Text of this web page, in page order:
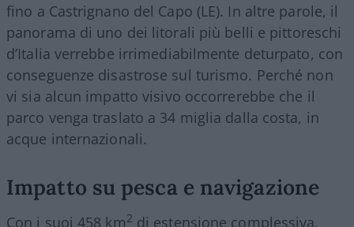
fino a Castrignano del Capo (LE). In altre parole, il
panorama di uno dei litorali più belli e pittoreschi
d’Italia verrebbe irrimediabilmente deturpato, con
conseguenze disastrose sul turismo. Perché non
vi sia alcun impatto visivo occorrerebbe che il
parco venga traslato a 34 miglia dalla costa, in
acque internazionali.
Impatto su pesca e navigazione
Con i suoi 458 km2 di estensione complessiva,